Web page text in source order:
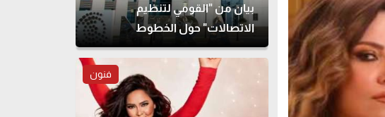
بيان من "القومي لتنظيم
الاتصالات" حول الخطوط
المسجلة بأسماء مواطنين دون
علمهم
فنون